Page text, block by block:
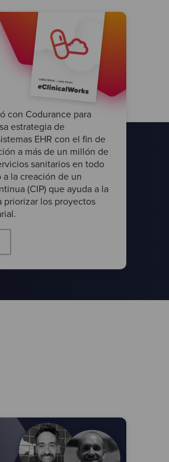
con Codurance para
estrategia de
EHR con el fin de
a más de un millón de
sanitarios en todo
la creación de un
(CIP) que ayuda a la
priorizar los proyectos